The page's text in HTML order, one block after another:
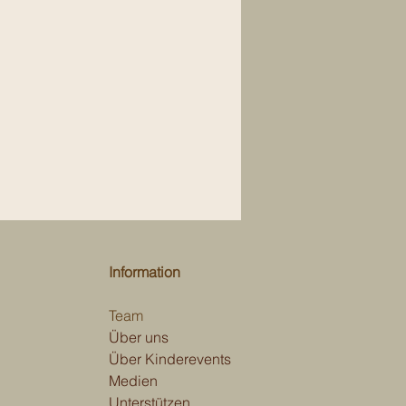
Information
Team
Über uns
Über Kinderevents
Medien
Unterstützen